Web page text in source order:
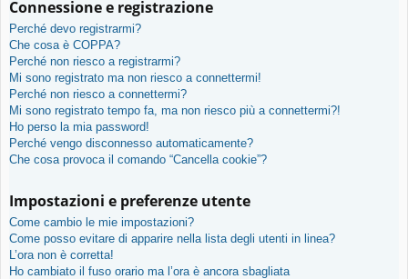
Connessione e registrazione
Perché devo registrarmi?
Che cosa è COPPA?
Perché non riesco a registrarmi?
Mi sono registrato ma non riesco a connettermi!
Perché non riesco a connettermi?
Mi sono registrato tempo fa, ma non riesco più a connettermi?!
Ho perso la mia password!
Perché vengo disconnesso automaticamente?
Che cosa provoca il comando “Cancella cookie”?
Impostazioni e preferenze utente
Come cambio le mie impostazioni?
Come posso evitare di apparire nella lista degli utenti in linea?
L’ora non è corretta!
Ho cambiato il fuso orario ma l’ora è ancora sbagliata